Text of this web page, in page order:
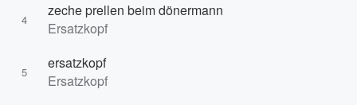
4
zeche prellen beim dönermann
Ersatzkopf
5
ersatzkopf
Ersatzkopf